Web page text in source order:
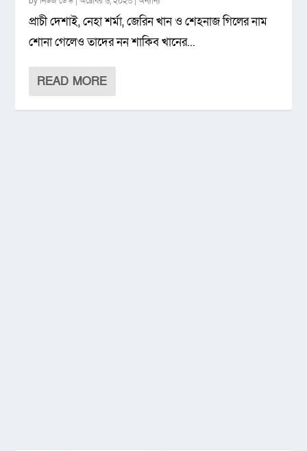
প্রাচী দেশাই, নেহা শর্মা, জেরিন খান ও শেহনাজ গিলের নাম
শোনা গেলেও তাদের নন শাকিব খানের...
READ MORE